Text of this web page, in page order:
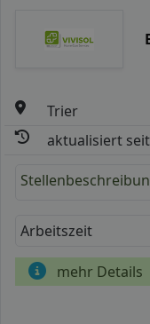
Trier
aktualisiert
Arbeitszeit
mehr Details